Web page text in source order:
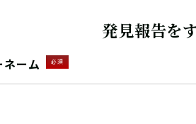
発見報告を
ネーム 必須